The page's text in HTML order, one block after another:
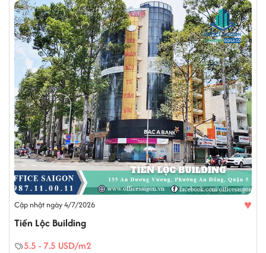
Cập nhật ngày 4/7/2026 ♥
Tiến Lộc Building
5.5 - 7.5 USD/m2